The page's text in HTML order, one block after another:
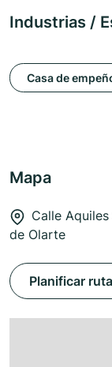
Industrias /
Casa de
Mapa
Calle
de Olarte
Planificar ruta